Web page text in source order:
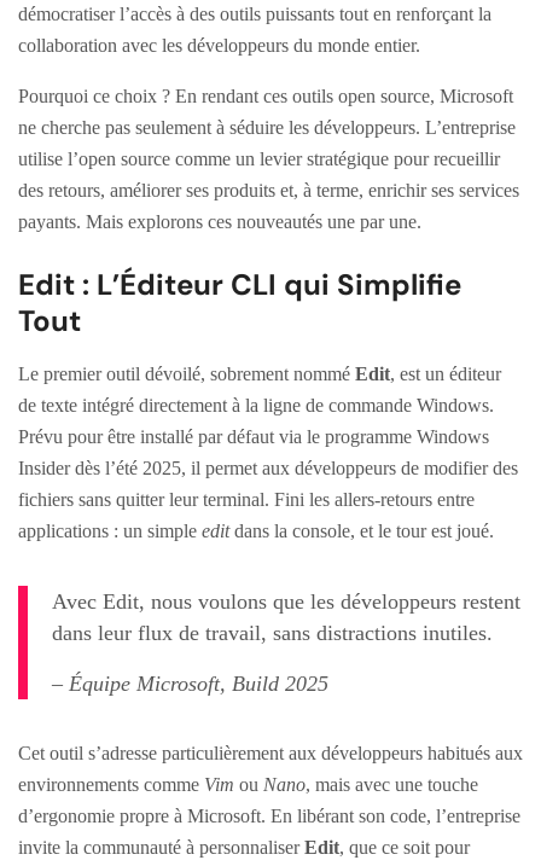
démocratiser l’accès à des outils puissants tout en renforçant la
collaboration avec les développeurs du monde entier.
Pourquoi ce choix ? En rendant ces outils open source, Microsoft
ne cherche pas seulement à séduire les développeurs. L’entreprise
utilise l’open source comme un levier stratégique pour recueillir
des retours, améliorer ses produits et, à terme, enrichir ses services
payants. Mais explorons ces nouveautés une par une.
Edit : L’Éditeur CLI qui Simplifie
Tout
Le premier outil dévoilé, sobrement nommé Edit, est un éditeur
de texte intégré directement à la ligne de commande Windows.
Prévu pour être installé par défaut via le programme Windows
Insider dès l’été 2025, il permet aux développeurs de modifier des
fichiers sans quitter leur terminal. Fini les allers-retours entre
applications : un simple editdans la console, et le tour est joué.
Avec Edit, nous voulons que les développeurs restent
dans leur flux de travail, sans distractions inutiles.
– Équipe Microsoft, Build 2025
Cet outil s’adresse particulièrement aux développeurs habitués aux
environnements comme Vim ou Nano, mais avec une touche
d’ergonomie propre à Microsoft. En libérant son code, l’entreprise
invite la communauté à personnaliserEdit, que ce soit pour